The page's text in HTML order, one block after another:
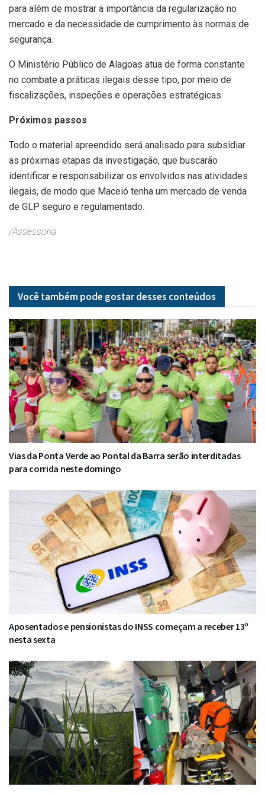
para além de mostrar a importância da regularização no
mercado e da necessidade de cumprimento às normas de
segurança.
O Ministério Público de Alagoas atua de forma constante
no combate a práticas ilegais desse tipo, por meio de
fiscalizações, inspeções e operações estratégicas.
Próximos passos
Todo o material apreendido será analisado para subsidiar
as próximas etapas da investigação, que buscarão
identificar e responsabilizar os envolvidos nas atividades
ilegais, de modo que Maceió tenha um mercado de venda
de GLP seguro e regulamentado.
/Assessoria
Você também pode gostar desses conteúdos
Vias da Ponta Verde ao Pontal da Barra serão interditadas
para corrida neste domingo
Aposentados e pensionistas do INSS começam a receber 13º
nesta sexta